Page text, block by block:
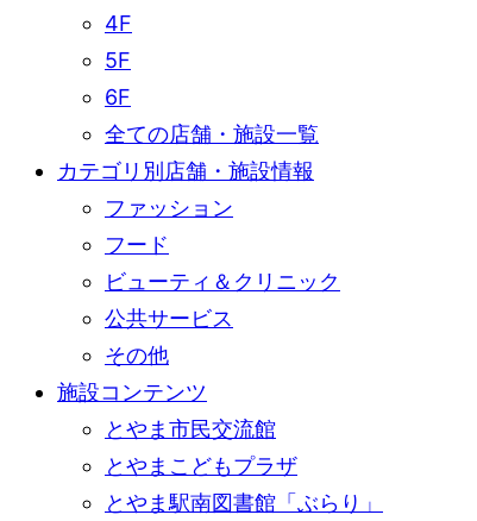
4F
5F
6F
全ての店舗・施設一覧
カテゴリ別店舗・施設情報
ファッション
フード
ビューティ＆クリニック
公共サービス
その他
施設コンテンツ
とやま市民交流館
とやまこどもプラザ
とやま駅南図書館「ぶらり」